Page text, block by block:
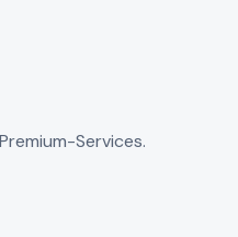
Services.